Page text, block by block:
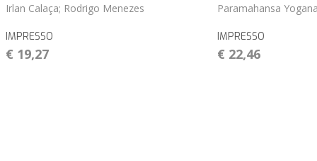
Irlan Calaça; Rodrigo Menezes
IMPRESSO
€ 19,27
Paramahansa
IMPRESSO
€ 22,46